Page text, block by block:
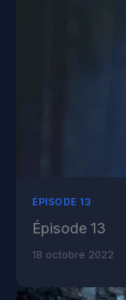
ÉPISODE 13
Épisode 13
18 octobre 2022